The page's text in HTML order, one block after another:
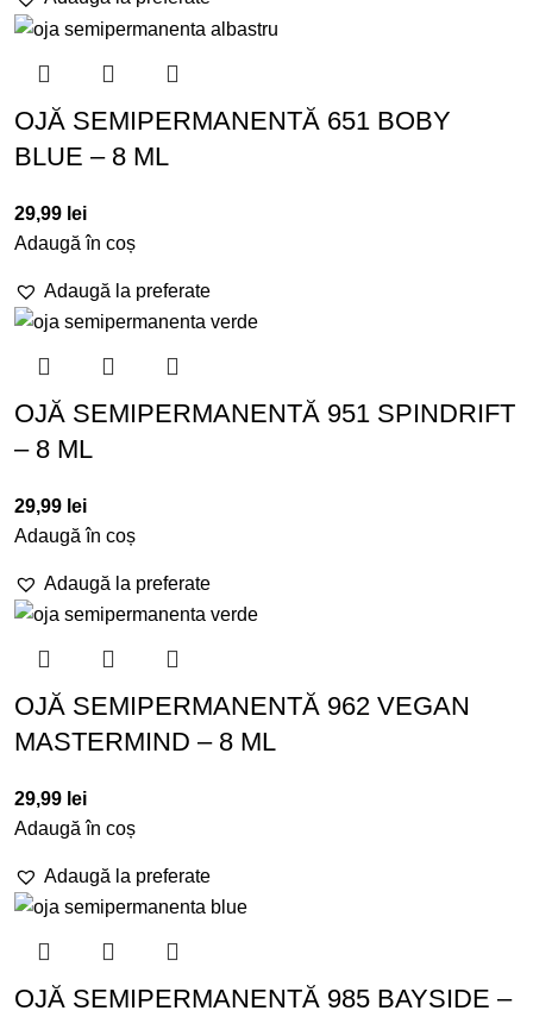
OJĂ SEMIPERMANENTĂ 651 BOBY
BLUE – 8 ML
29,99 lei
Adaugă în coș
Adaugă la preferate
OJĂ SEMIPERMANENTĂ 951 SPINDRIFT
– 8 ML
29,99 lei
Adaugă în coș
Adaugă la preferate
OJĂ SEMIPERMANENTĂ 962 VEGAN
MASTERMIND – 8 ML
29,99 lei
Adaugă în coș
Adaugă la preferate
OJĂ SEMIPERMANENTĂ 985 BAYSIDE –